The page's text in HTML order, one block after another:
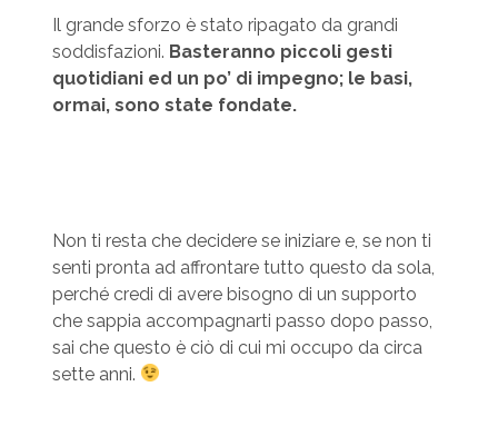
Il grande sforzo è stato ripagato da grandi
soddisfazioni. Basteranno piccoli gesti
quotidiani ed un po’ di impegno; le basi,
ormai, sono state fondate.
Non ti resta che decidere se iniziare e, se non ti
senti pronta ad affrontare tutto questo da sola,
perché credi di avere bisogno di un supporto
che sappia accompagnarti passo dopo passo,
sai che questo è ciò di cui mi occupo da circa
sette anni.